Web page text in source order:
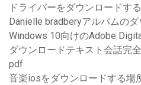
ドライバーをダウンロードす
Danielle bradberyアルバムの
Windows 10向けのAdobe
ダウンロードテキスト会話完
pdf
音楽iosをダウンロードする場